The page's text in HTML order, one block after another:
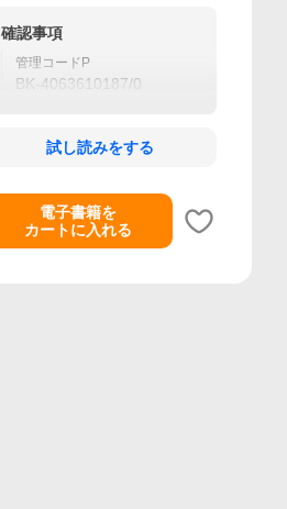
確認事項
管理コードP
BK-4063610187/0
試し読みをする
電子書籍を
カートに入れる